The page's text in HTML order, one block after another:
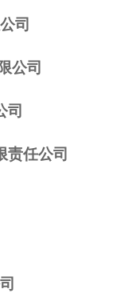
司
公司
司
责任公司